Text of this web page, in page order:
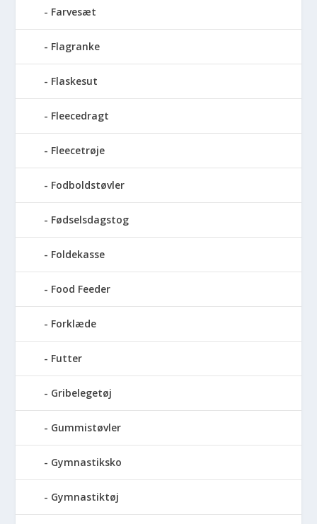
Farvesæt
Flagranke
Flaskesut
Fleecedragt
Fleecetrøje
Fodboldstøvler
Fødselsdagstog
Foldekasse
Food Feeder
Forklæde
Futter
Gribelegetøj
Gummistøvler
Gymnastiksko
Gymnastiktøj